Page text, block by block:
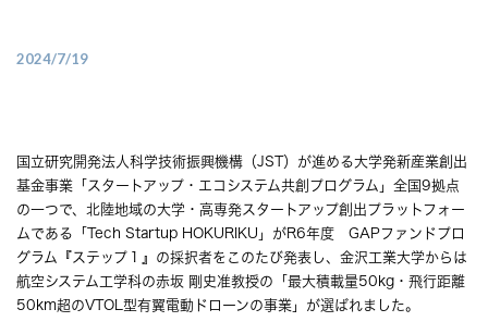
2024/7/19
国立研究開発法人科学技術振興機構（JST）が進める大学発新産業創出
基金事業「スタートアップ・エコシステム共創プログラム」全国9拠点
の一つで、北陸地域の大学・高専発スタートアップ創出プラットフォー
ムである「Tech Startup HOKURIKU」がR6年度 GAPファンドプロ
グラム『ステップ１』の採択者をこのたび発表し、金沢工業大学からは
航空システム工学科の赤坂 剛史准教授の「最大積載量50kg・飛行距離
50km超のVTOL型有翼電動ドローンの事業」が選ばれました。